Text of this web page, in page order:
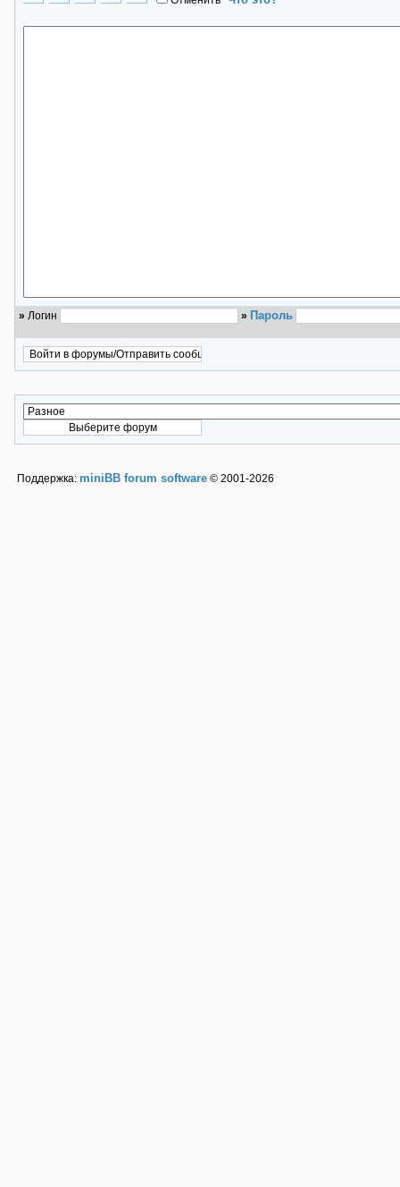
» Логин » Пароль
Поддержка: miniBB forum software © 2001-2026